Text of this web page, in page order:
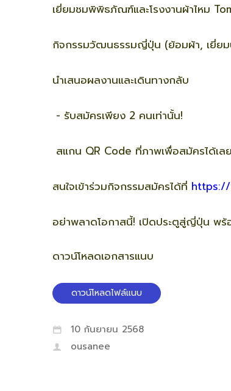
เยี่ยมชมพิพิธภัณฑ์และโรงงานผ้าไหม
กิจกรรมวัฒนธรรมญี่ปุ่น (ย้อมผ้า, เยี่ยม
นำเสนอผลงานและเดินทางกลับ
- รับสมัครเพียง 2 คนเท่านั้น!
สแกน QR Code ที่ภาพเพื่อสมัครได้เลย
สนใจเข้าร่วมกิจกรรมสมัครได้ที่ https://
อย่าพลาดโอกาสนี้! เปิดประตูสู่ญี่ปุ่น พร้
ดาวน์โหลดเอกสารแนบ
ดาวน์โหลดไฟล์แนบ
10 กันยายน 2568
ousanee